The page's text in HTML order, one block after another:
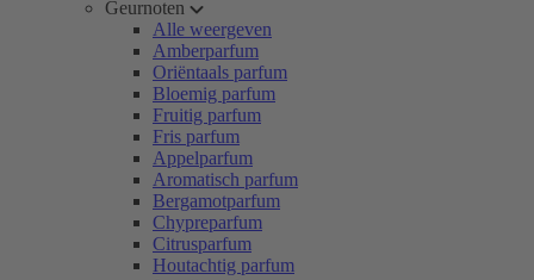
Geurnoten
Alle weergeven
Amberparfum
Oriëntaals parfum
Bloemig parfum
Fruitig parfum
Fris parfum
Appelparfum
Aromatisch parfum
Bergamotparfum
Chypreparfum
Citrusparfum
Houtachtig parfum